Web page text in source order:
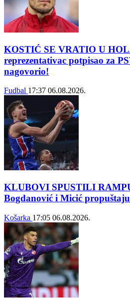
KOSTIĆ SE VRATIO U
reprezentativac potpisao za
nagovorio!
Fudbal 17:37 06.08.2026.
KLUBOVI SPUSTILI
Bogdanović i Micić
Košarka 17:05 06.08.2026.